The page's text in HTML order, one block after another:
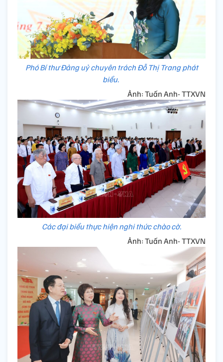
Phó Bí thư Đảng uỷ chuyên trách Đỗ Thị Trang phát
biểu.
Ảnh: Tuấn Anh- TTXVN
Các đại biểu thực hiện nghi thức chào cờ.
Ảnh: Tuấn Anh- TTXVN